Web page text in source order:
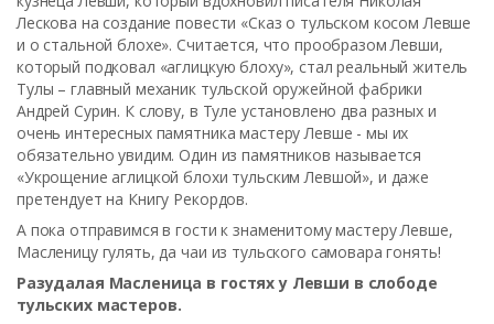
Лескова на создание повести «Сказ о тульском косом Левше
и о стальной блохе». Считается, что прообразом Левши,
который подковал «аглицкую блоху», стал реальный житель
Тулы – главный механик тульской оружейной фабрики
Андрей Сурин. К слову, в Туле установлено два разных и
очень интересных памятника мастеру Левше - мы их
обязательно увидим. Один из памятников называется
«Укрощение аглицкой блохи тульским Левшой», и даже
претендует на Книгу Рекордов.
А пока отправимся в гости к знаменитому мастеру Левше,
Масленицу гулять, да чаи из тульского самовара гонять!
Разудалая Масленица в гостях у Левши в слободе
тульских мастеров.